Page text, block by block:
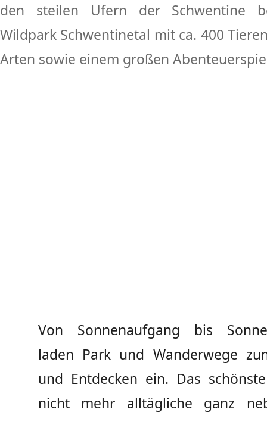
den steilen Ufern der Schwentine
Wildpark Schwentinetal mit ca. 400
Arten sowie einem großen
Von Sonnenaufgang bis
laden Park und Wanderwege
und Entdecken ein. Das
nicht mehr alltägliche ganz